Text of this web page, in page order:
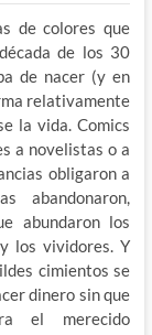
de colores que
de los 30
de nacer (y en
relativamente
la vida. Comics
a novelistas o a
obligaron a
abandonaron,
abundaron los
los vividores. Y
cimientos se
dinero sin que
el merecido